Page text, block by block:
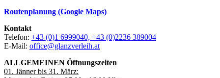
Routenplanung (Google Maps)
Kontakt
Telefon: +43 (0)1 6999040, +43 (0)2236 389004
E-Mail: office@glanzverleih.at
ALLGEMEINEN Öffnungszeiten
01. Jänner bis 31. März: